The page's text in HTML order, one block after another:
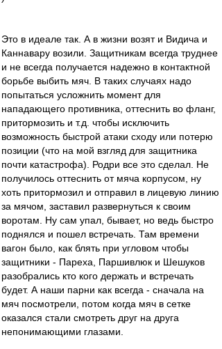
Это в идеале так. А в жизни возят и Видича и
Каннавару возили. Защитникам всегда труднее
и не всегда получается надежно в контактной
борьбе выбить мяч. В таких случаях надо
попытаться усложнить момент для
нападающего противника, оттеснить во фланг,
притормозить и т.д. чтобы исключить
возможность быстрой атаки сходу или потерю
позиции (что на мой взгляд для защитника
почти катастрофа). Родри все это сделал. Не
получилось оттеснить от мяча корпусом, ну
хоть притормозил и отправил в лицевую линию
за мячом, заставил развернуться к своим
воротам. Ну сам упал, бывает, но ведь быстро
поднялся и пошел встречать. Там времени
вагон было, как блять при угловом чтобы
защитники - Пареха, Паршивлюк и Шешуков
разобрались кто кого держать и встречать
будет. А наши парни как всегда - сначала на
мяч посмотрели, потом когда мяч в сетке
оказался стали смотреть друг на друга
непонимающими глазами.